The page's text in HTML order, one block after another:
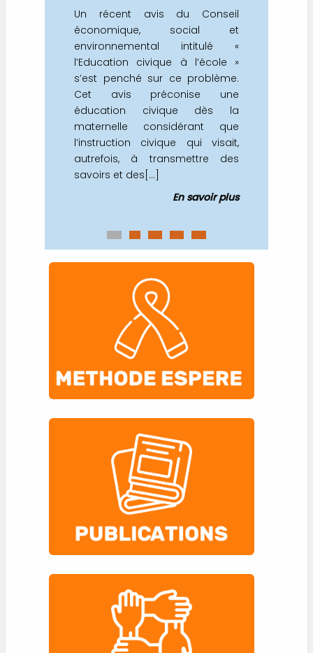
Un récent avis du Conseil
économique, social et
environnemental intitulé «
l’Education civique à l’école »
s’est penché sur ce problème.
Cet avis préconise une
éducation civique dès la
maternelle considérant que
l’instruction civique qui visait,
autrefois, à transmettre des
savoirs et des[...]
En savoir plus
0 1 2 3 4